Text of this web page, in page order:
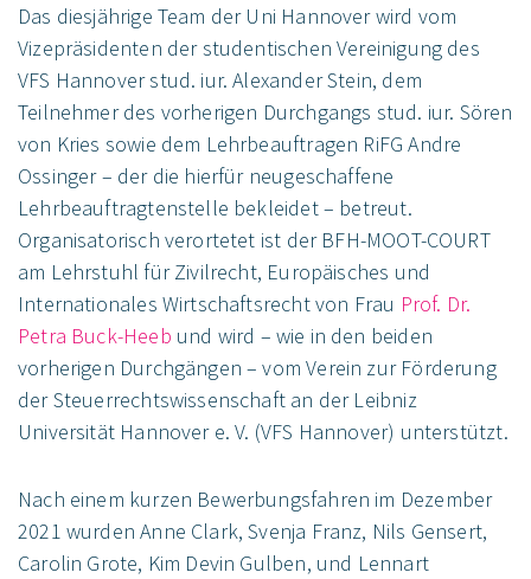
Das diesjährige Team der Uni Hannover wird vom
Vizepräsidenten der studentischen Vereinigung des
VFS Hannover stud. iur. Alexander Stein, dem
Teilnehmer des vorherigen Durchgangs stud. iur. Sören
von Kries sowie dem Lehrbeauftragen RiFG Andre
Ossinger – der die hierfür neugeschaffene
Lehrbeauftragtenstelle bekleidet – betreut.
Organisatorisch verortetet ist der BFH-MOOT-COURT
am Lehrstuhl für Zivilrecht, Europäisches und
Internationales Wirtschaftsrecht von Frau Prof. Dr.
Petra Buck-Heeb und wird – wie in den beiden
vorherigen Durchgängen – vom Verein zur Förderung
der Steuerrechtswissenschaft an der Leibniz
Universität Hannover e. V. (VFS Hannover) unterstützt.
Nach einem kurzen Bewerbungsfahren im Dezember
2021 wurden Anne Clark, Svenja Franz, Nils Gensert,
Carolin Grote, Kim Devin Gulben, und Lennart